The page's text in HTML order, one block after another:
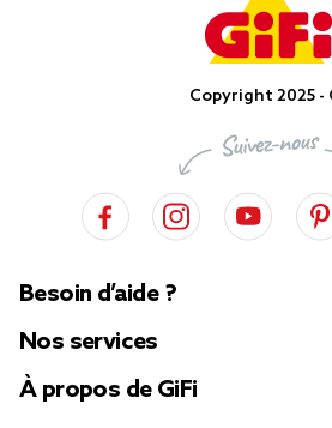
Copyright 2025 -
Besoin d’aide ?
Nos services
À propos de GiFi